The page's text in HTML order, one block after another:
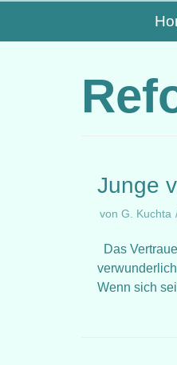
Junge
von G. Kuchta
Das
Wenn sich